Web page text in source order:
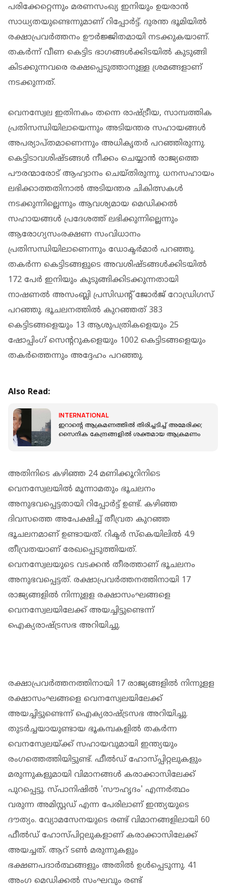
പരിക്കേറ്റെന്നും മരണസംഖ്യ ഇനിയും ഉയരാന്‍
സാധ്യതയുണ്ടെന്നുമാണ് റിപ്പോര്‍ട്ട്. ദുരന്ത ഭൂമിയില്‍
രക്ഷാപ്രവര്‍ത്തനം ഊര്‍ജ്ജിതമായി നടക്കുകയാണ്.
തകർന്ന് വീണ കെട്ടിട ഭാഗങ്ങള്‍ക്കിടയില്‍ കുടുങ്ങി
കിടക്കുന്നവരെ രക്ഷപ്പെടുത്താനുള്ള ശ്രമങ്ങളാണ്
നടക്കുന്നത്.
വെനസ്വേല ഇതിനകം തന്നെ രാഷ്ട്രീയ, സാമ്പത്തിക
പ്രതിസന്ധിയിലായെന്നും അടിയന്തര സഹായങ്ങള്‍
അപര്യാപ്തമാണെന്നും അധികൃതര്‍ പറഞ്ഞിരുന്നു.
കെട്ടിടാവശിഷ്ടങ്ങള്‍ നീക്കം ചെയ്യാന്‍ രാജ്യത്തെ
പൗരന്മാരോട് ആഹ്വാനം ചെയ്തിരുന്നു. ധനസഹായം
ലഭിക്കാത്തതിനാല്‍ അടിയന്തര ചികിത്സകള്‍
നടക്കുന്നില്ലെന്നും ആവശ്യമായ മെഡിക്കല്‍
സഹായങ്ങള്‍ പ്രദേശത്ത് ലഭിക്കുന്നില്ലെന്നും
ആരോഗ്യസംരക്ഷണ സംവിധാനം
പ്രതിസന്ധിയിലാണെന്നും ഡോക്ടര്‍മാര്‍ പറഞ്ഞു.
തകര്‍ന്ന കെട്ടിടങ്ങളുടെ അവശിഷ്ടങ്ങള്‍ക്കിടയില്‍
172 പേര്‍ ഇനിയും കുടുങ്ങിക്കിടക്കുന്നതായി
നാഷണല്‍ അസംബ്ലി പ്രസിഡന്റ് ജോര്‍ജ് റോഡ്രിഗസ്
പറഞ്ഞു. ഭൂചലനത്തില്‍ കുറഞ്ഞത് 383
കെട്ടിടങ്ങളെയും 13 ആശുപത്രികളെയും 25
ഷോപ്പിംഗ് സെന്ററുകളെയും 1002 കെട്ടിടങ്ങളെയും
തകര്‍ത്തെന്നും അദ്ദേഹം പറഞ്ഞു.
Also Read:
INTERNATIONAL
ഇറാന്റെ ആക്രമണത്തില്‍ തിരിച്ചടിച്ച് അമേരിക്ക;
സൈനിക കേന്ദ്രങ്ങളില്‍ ശക്തമായ ആക്രമണം
അതിനിടെ കഴിഞ്ഞ 24 മണിക്കൂറിനിടെ
വെനസ്വേലയില്‍ മൂന്നാമതും ഭൂചലനം
അനുഭവപ്പെട്ടതായി റിപ്പോര്‍ട്ട് ഉണ്ട്. കഴിഞ്ഞ
ദിവസത്തെ അപേക്ഷിച്ച് തീവ്രത കുറഞ്ഞ
ഭൂചലനമാണ് ഉണ്ടായത്. റിക്ടര്‍ സ്‌കെയിലില്‍ 4.9
തീവ്രതയാണ് രേഖപ്പെടുത്തിയത്.
വെനസ്വേലയുടെ വടക്കന്‍ തീരത്താണ് ഭൂചലനം
അനുഭവപ്പെട്ടത്. രക്ഷാപ്രവര്‍ത്തനത്തിനായി 17
രാജ്യങ്ങളില്‍ നിന്നുളള രക്ഷാസംഘങ്ങളെ
വെനസ്വേലയിലേക്ക് അയച്ചിട്ടുണ്ടെന്ന്
ഐക്യരാഷ്ട്രസഭ അറിയിച്ചു.
രക്ഷാപ്രവര്‍ത്തനത്തിനായി 17 രാജ്യങ്ങളില്‍ നിന്നുളള
രക്ഷാസംഘങ്ങളെ വെനസ്വേലയിലേക്ക്
അയച്ചിട്ടുണ്ടെന്ന് ഐക്യരാഷ്ട്രസഭ അറിയിച്ചു.
തുടര്‍ച്ചയായുണ്ടായ ഭൂകമ്പകളില്‍ തകര്‍ന്ന
വെനസ്വേലയ്ക്ക് സഹായവുമായി ഇന്ത്യയും
രംഗത്തെത്തിയിട്ടുണ്ട്. ഫീല്‍ഡ് ഹോസ്പ്പിറ്റലുകളും
മരുന്നുകളുമായി വിമാനങ്ങള്‍ കരാക്കാസിലേക്ക്
പുറപ്പെട്ടു. സ്പാനിഷില്‍ 'സൗഹൃദം' എന്നര്‍ത്ഥം
വരുന്ന അമിസ്റ്റഡ് എന്ന പേരിലാണ് ഇന്ത്യയുടെ
ദൗത്യം. വ്യോമസേനയുടെ രണ്ട് വിമാനങ്ങളിലായി 60
ഫീല്‍ഡ് ഹോസ്പിറ്റലുകളാണ് കരാക്കാസിലേക്ക്
അയച്ചത്. ആറ് ടണ്‍ മരുന്നുകളും
ഭക്ഷണപദാര്‍ത്ഥങ്ങളും അതില്‍ ഉള്‍പ്പെടുന്നു. 41
അംഗ മെഡിക്കല്‍ സംഘവും രണ്ട്